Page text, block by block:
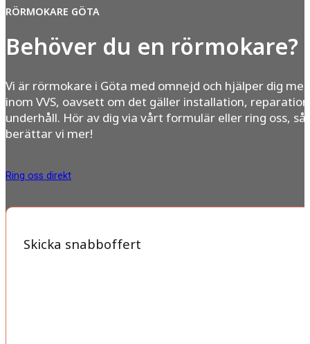
RÖRMOKARE GÖTA
Behöver du en rörmokare?
Vi är rörmokare i Göta med omnejd och hjälper dig
inom VVS, oavsett om det gäller installation,
underhåll. Hör av dig via vårt formulär eller ring oss, så
berättar vi mer!
Ring oss direkt
Skicka snabboffert